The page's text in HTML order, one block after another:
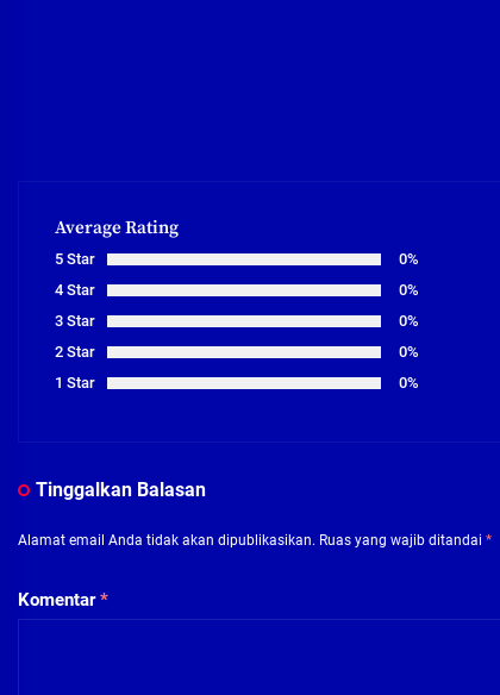
Average Rating
5 Star
0%
4 Star
0%
3 Star
0%
2 Star
0%
1 Star
0%
Tinggalkan Balasan
Alamat email Anda tidak akan dipublikasikan. Ruas yang wajib ditandai *
Komentar*